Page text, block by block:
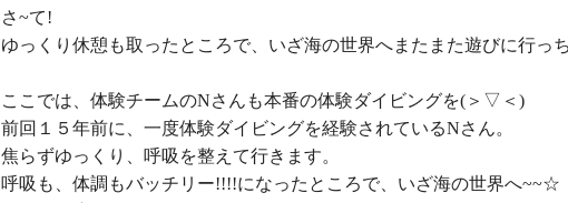
さ~て!
ゆっくり休憩も取ったところで、いざ海の世界へまたまた遊びに行っ
ここでは、体験チームのNさんも本番の体験ダイビングを(＞▽＜)
前回１５年前に、一度体験ダイビングを経験されているNさん。
焦らずゆっくり、呼吸を整えて行きます。
呼吸も、体調もバッチリー!!!!になったところで、いざ海の世界へ~~☆